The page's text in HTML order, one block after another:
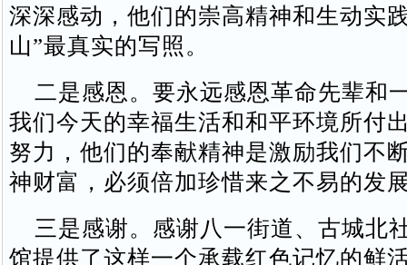
深深感动，他们的崇高精神和生动实
山”最真实的写照。
二是感恩。要永远感恩革命先辈和
我们今天的幸福生活和和平环境所付
努力，他们的奉献精神是激励我们不
神财富，必须倍加珍惜来之不易的发
三是感谢。感谢八一街道、古城北
馆提供了这样一个承载红色记忆的鲜